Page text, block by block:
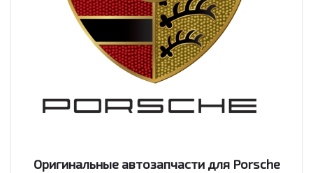
Оригинальные автозапчасти для Porsche